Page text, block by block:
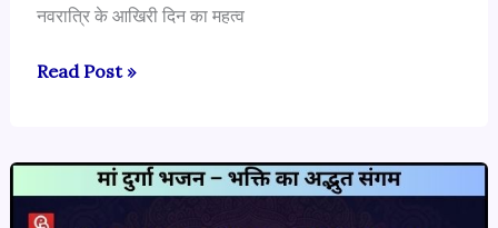
नवरात्रि के आखिरी दिन का महत्व
नवरात्रि
दिन
महत्व
Read Post »